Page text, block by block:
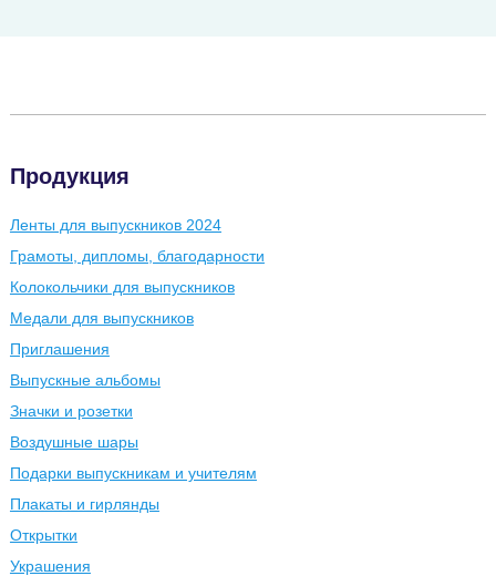
Продукция
Ленты для выпускников 2024
Грамоты, дипломы, благодарности
Колокольчики для выпускников
Медали для выпускников
Приглашения
Выпускные альбомы
Значки и розетки
Воздушные шары
Подарки выпускникам и учителям
Плакаты и гирлянды
Открытки
Украшения